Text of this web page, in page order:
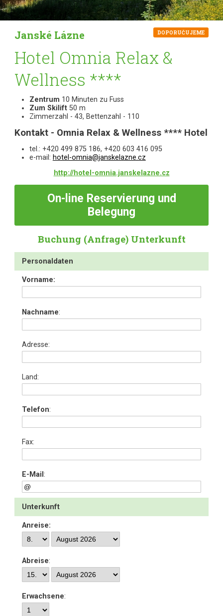
Janské Lázne DOPORUČUJEME
Hotel Omnia Relax &
Wellness ****
Zentrum 10 Minuten zu Fuss
Zum Skilift 50 m
Zimmerzahl - 43, Bettenzahl - 110
Kontakt - Omnia Relax & Wellness **** Hotel
tel.: +420 499 875 186, +420 603 416 095
e-mail: hotel-omnia@janskelazne.cz
http://hotel-omnia.janskelazne.cz
On-line Reservierung und
Belegung
Buchung (Anfrage) Unterkunft
Personaldaten
Vorname:
Nachname:
Adresse:
Land:
Telefon:
Fax:
E-Mail :
Unterkunft
Anreise:
Abreise:
Erwachsene: